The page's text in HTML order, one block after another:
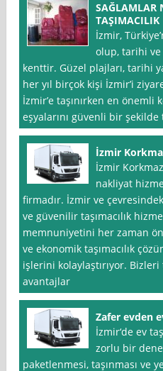
SAĞLAMLAR
TAŞIMACILIK
İzmir,
olup, tarihi
kenttir. Güzel plajları, tarihi
her yıl birçok kişi İzmir’i
İzmir’e taşınırken en
eşyalarını güvenli bir şekilde
İzmir
İzmir
nakliyat
firmadır. İzmir ve
ve güvenilir taşımacılık
memnuniyetini her zaman
ve ekonomik taşımacılık
işlerini kolaylaştırıyor.
avantajlar
Zafer evden
İzmir‘de ev
zorlu bir
paketlenmesi, taşınması ve